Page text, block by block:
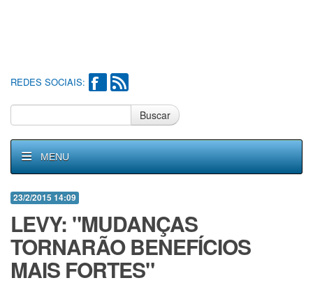
REDES SOCIAIS:
Buscar
MENU
23/2/2015 14:09
LEVY: "MUDANÇAS
TORNARÃO BENEFÍCIOS
MAIS FORTES"